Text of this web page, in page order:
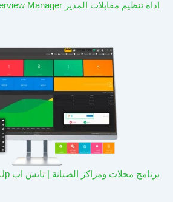
اداة تنظيم مقابلات المدير Interview Manager
برنامج محلات ومراكز الصيانة | تاتش اب TouchUp